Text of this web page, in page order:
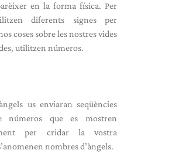
en la forma física. Per
diferents signes per
coses sobre les nostres vides
utilitzen números.
us enviaran seqüències
números que es mostren
per cridar la vostra
nombres d’àngels.